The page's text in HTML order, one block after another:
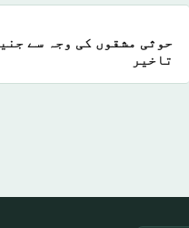
حوثی مشقوں کی وجہ سے
تاخیر